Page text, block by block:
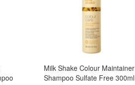
Milk Shake Colour Maintainer
Shampoo Sulfate Free 300ml